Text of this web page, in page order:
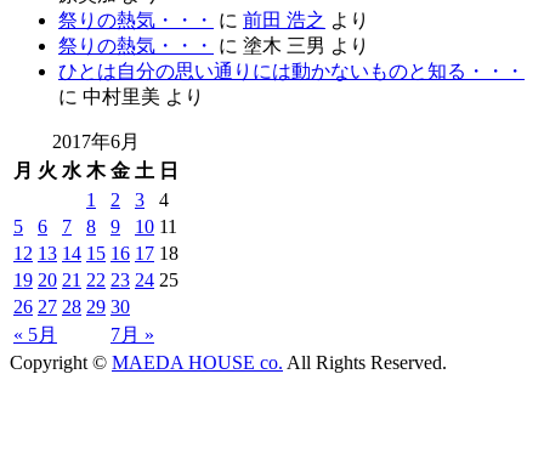
祭りの熱気・・・
に 前田 浩之 より
祭りの熱気・・・
に 塗木 三男 より
ひとは自分の思い通りには動かないものと知る・・・
に 中村里美 より
2017年6月
月 火 水 木 金 土 日
« 5月 7月 »
1 2 3
4
5
6 7 8 9 10 11
12 13 14 15 16 17 18
19 20 21 22 23 24 25
26 27 28 29 30
Copyright © MAEDA HOUSE co. All Rights Reserved.